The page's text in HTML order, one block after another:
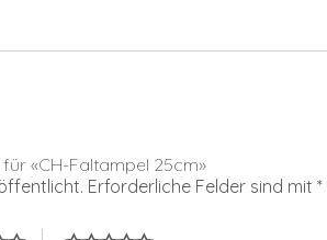
«CH-Faltampel 25cm»
Erforderliche Felder sind mit *